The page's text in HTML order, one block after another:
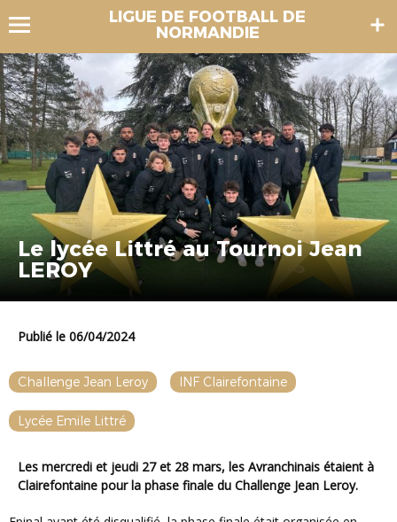
LIGUE DE FOOTBALL DE
NORMANDIE
Le lycée Littré au Tournoi Jean
LEROY
Publié le 06/04/2024
Challenge Jean Leroy INF Clairefontaine
Lycée Emile Littré
Les mercredi et jeudi 27 et 28 mars, les Avranchinais étaient à
Clairefontaine pour la phase finale du Challenge Jean Leroy.